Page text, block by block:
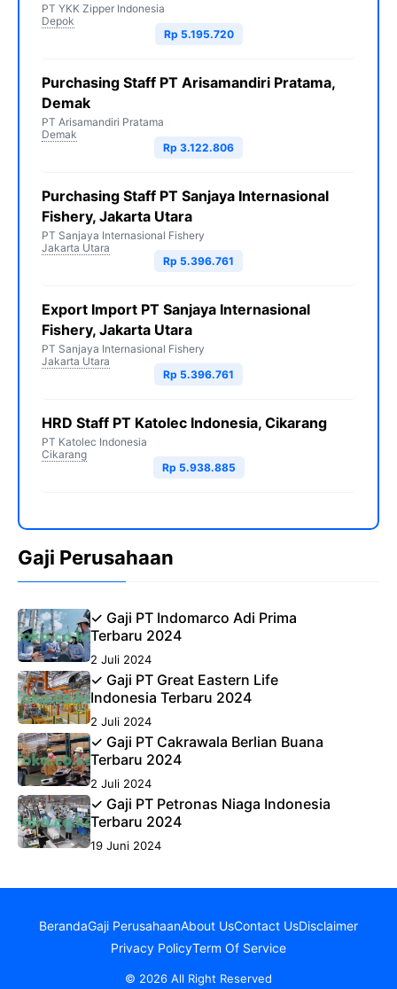
PT YKK Zipper Indonesia
Depok
Rp 5.195.720
Purchasing Staff PT Arisamandiri Pratama,
Demak
PT Arisamandiri Pratama
Demak
Rp 3.122.806
Purchasing Staff PT Sanjaya Internasional
Fishery, Jakarta Utara
PT Sanjaya Internasional Fishery
Jakarta Utara
Rp 5.396.761
Export Import PT Sanjaya Internasional
Fishery, Jakarta Utara
PT Sanjaya Internasional Fishery
Jakarta Utara
Rp 5.396.761
HRD Staff PT Katolec Indonesia, Cikarang
PT Katolec Indonesia
Cikarang
Rp 5.938.885
Gaji Perusahaan
✓ Gaji PT Indomarco Adi Prima
Terbaru 2024
2 Juli 2024
✓ Gaji PT Great Eastern Life
Indonesia Terbaru 2024
2 Juli 2024
✓ Gaji PT Cakrawala Berlian Buana
Terbaru 2024
2 Juli 2024
✓ Gaji PT Petronas Niaga Indonesia
Terbaru 2024
19 Juni 2024
BerandaGaji PerusahaanAbout UsContact UsDisclaimer
Privacy PolicyTerm Of Service
© 2026 All Right Reserved